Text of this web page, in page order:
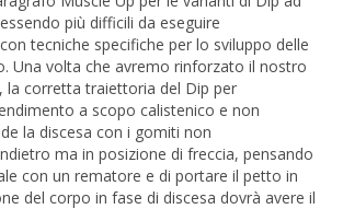
più difficili da eseguire
tecniche specifiche per lo sviluppo delle
Una volta che avremo rinforzato il nostro
la corretta traiettoria del Dip per
a scopo calistenico e non
la discesa con i gomiti non
ma in posizione di freccia, pensando
con un rematore e di portare il petto in
del corpo in fase di discesa dovrà avere il